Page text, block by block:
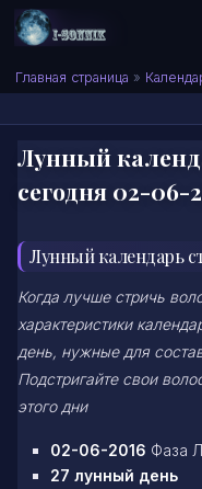
Skip to content
Сонник I-
Главная страница »
Лунный
сегодня 02-06-
Лунный календарь
Когда лучше стричь
характеристики
день, нужные для
Подстригайте свои
этого дни
02-06-2016 Фаза
27 лунный день